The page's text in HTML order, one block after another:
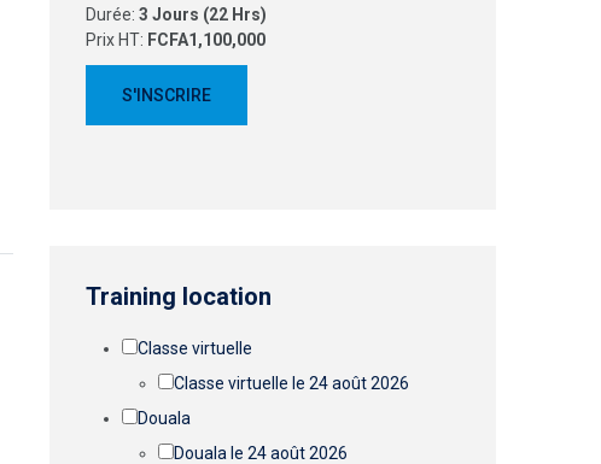
Durée: 3 Jours (22 Hrs)
Prix HT: FCFA1,100,000
Training location
Classe virtuelle
Classe virtuelle le 24 août 2026
Douala
Douala le 24 août 2026